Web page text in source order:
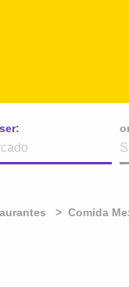
Comida